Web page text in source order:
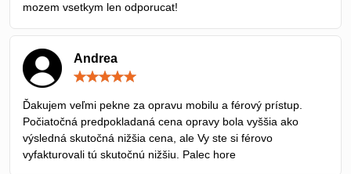
mozem vsetkym len odporucat!
Andrea
5
Ďakujem veľmi pekne za opravu mobilu a férový prístup.
Počiatočná predpokladaná cena opravy bola vyššia ako
výsledná skutočná nižšia cena, ale Vy ste si férovo
vyfakturovali tú skutočnú nižšiu. Palec hore